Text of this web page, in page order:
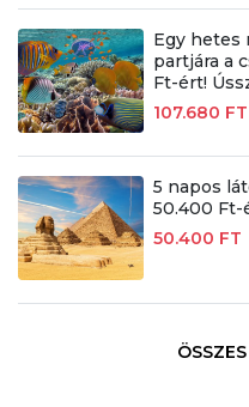
Egy hetes
partjára a
Ft-ért!
107.680 FT
5 napos
50.400 Ft-
50.400 FT